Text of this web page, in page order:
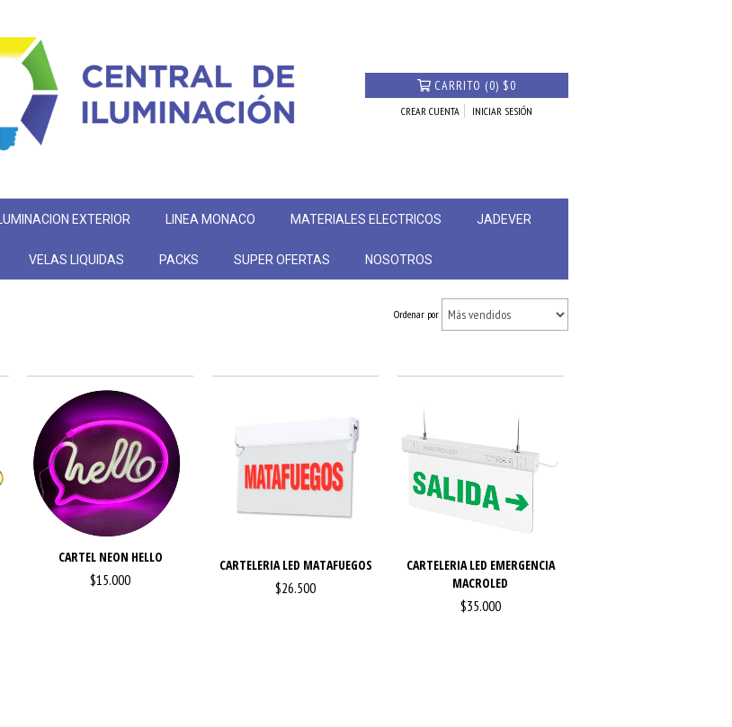
CARRITO (0) $0
CREAR CUENTA INICIAR SESIÓN
ILUMINACION EXTERIOR LINEA MONACO MATERIALES ELECTRICOS JADEVER
VELAS LIQUIDAS PACKS SUPER OFERTAS NOSOTROS
Ordenar por
CARTEL NEON HELLO
$15.000
CARTELERIA LED MATAFUEGOS
$26.500
CARTELERIA LED EMERGENCIA
MACROLED
$35.000